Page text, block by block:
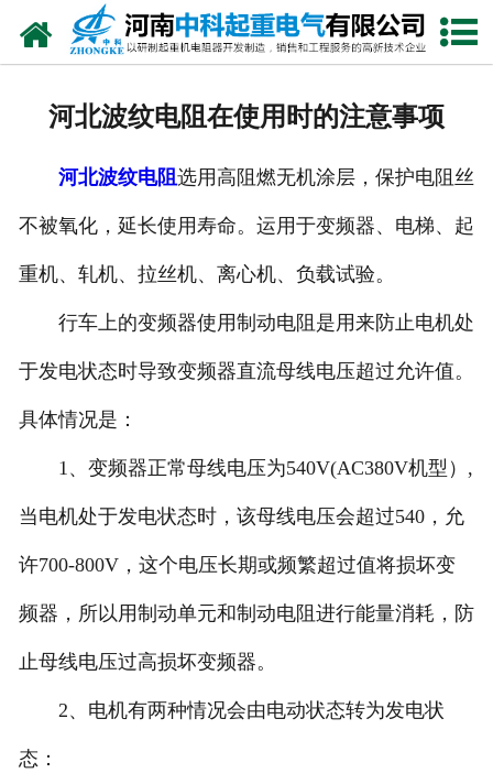
网站首页
公司风采
联系我们
河北波纹电阻在使用时的注意事项
河北波纹电阻选用高阻燃无机涂层，保护电阻丝
不被氧化，延长使用寿命。运用于变频器、电梯、起
重机、轧机、拉丝机、离心机、负载试验。
行车上的变频器使用制动电阻是用来防止电机处
于发电状态时导致变频器直流母线电压超过允许值。
具体情况是：
1、变频器正常母线电压为540V(AC380V机型）,
当电机处于发电状态时，该母线电压会超过540，允
许700-800V，这个电压长期或频繁超过值将损坏变
频器，所以用制动单元和制动电阻进行能量消耗，防
止母线电压过高损坏变频器。
2、电机有两种情况会由电动状态转为发电状
态：